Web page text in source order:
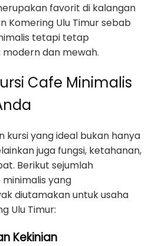
favorit di kalangan
Komering Ulu Timur sebab
tetapi tetap
dan mewah.
Cafe Minimalis
kursi yang ideal bukan hanya
juga fungsi, ketahanan,
Berikut sejumlah
yang
diutamakan untuk usaha
Ulu Timur:
Kekinian